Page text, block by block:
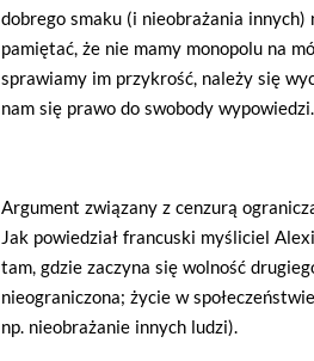
dobrego smaku (i nieobrażania
pamiętać, że nie mamy monopolu na
sprawiamy im przykrość, należy się
nam się prawo do swobody wypowiedzi.
Argument związany z cenzurą
Jak powiedział francuski myśliciel
tam, gdzie zaczyna się wolność
nieograniczona; życie w
np. nieobrażanie innych ludzi).